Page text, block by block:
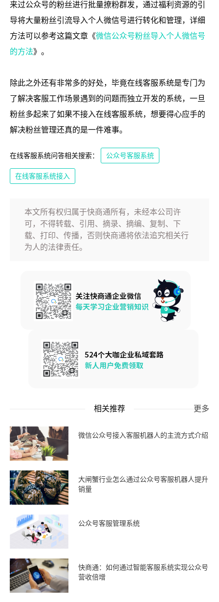
来过公众号的粉丝进行批量撩粉群发，通过福利资源的引
导将大量粉丝引流导入个人微信号进行转化和管理，详细
方法可以参考这篇文章《微信公众号粉丝导入个人微信号
的方法》。
除此之外还有非常多的好处，毕竟在线客服系统是专门为
了解决客服工作场景遇到的问题而独立开发的系统，一旦
粉丝多起来了如果不接入在线客服系统，想要得心应手的
解决粉丝管理还真的是一件难事。
在线客服系统问答相关搜索： 公众号客服系统
在线客服系统接入
本文所有权归属于快商通所有，未经本公司许
可，不得转载、引用、摘录、摘编、复制、下
载、打印、传播，否则快商通将依法追究相关行
为人的法律责任。
相关推荐 更多
微信公众号接入客服机器人的主流方式介绍
大闸蟹行业怎么通过公众号客服机器人提升
销量
公众号客服管理系统
快商通：如何通过智能客服系统实现公众号
营收倍增